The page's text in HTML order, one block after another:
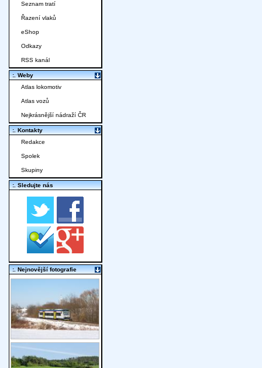
Seznam tratí
Řazení vlaků
eShop
Odkazy
RSS kanál
:. Weby
Atlas lokomotiv
Atlas vozů
Nejkrásnější nádraží ČR
:. Kontakty
Redakce
Spolek
Skupiny
:. Sledujte nás
:. Nejnovější fotografie